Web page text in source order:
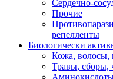
Сердечно-
Прочие
репелленты
Биологически
Кожа, волосы,
Травы, сборы,